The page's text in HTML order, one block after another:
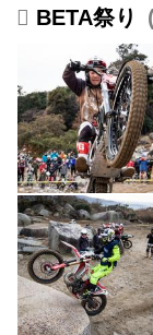
BETA祭り